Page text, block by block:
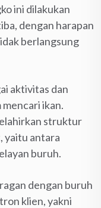
ini dilakukan
dengan harapan
berlangsung
aktivitas dan
ikan.
struktur
yaitu antara
buruh.
dengan buruh
klien, yakni